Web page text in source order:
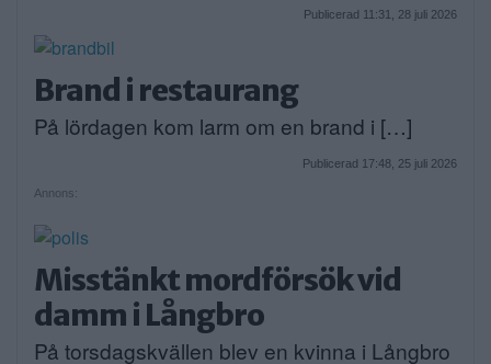
Publicerad 11:31, 28 juli 2026
Brand i restaurang
På lördagen kom larm om en brand i […]
Publicerad 17:48, 25 juli 2026
Annons:
Misstänkt mordförsök vid
damm i Långbro
På torsdagskvällen blev en kvinna i Långbro